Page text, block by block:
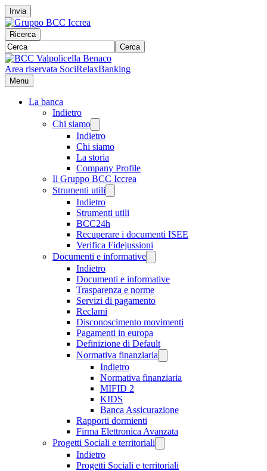
Invia
Ricerca
Cerca
Area riservata SociRelaxBanking
Menu
La banca
Indietro
Chi siamo
Indietro
Chi siamo
La storia
Company Profile
Il Gruppo BCC Iccrea
Strumenti utili
Indietro
Strumenti utili
BCC24h
Recuperare i documenti ISEE
Verifica Fidejussioni
Documenti e informative
Indietro
Documenti e informative
Trasparenza e norme
Servizi di pagamento
Reclami
Disconoscimento movimenti
Pagamenti in europa
Definizione di Default
Normativa finanziaria
Indietro
Normativa finanziaria
MIFID 2
KIDS
Banca Assicurazione
Rapporti dormienti
Firma Elettronica Avanzata
Progetti Sociali e territoriali
Indietro
Progetti Sociali e territoriali